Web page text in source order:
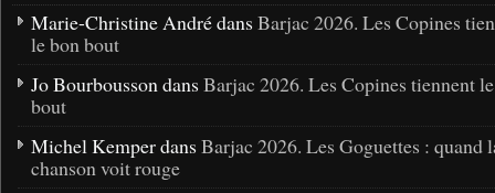
Marie-Christine André dans Barjac 2026. Les Copines
le bon bout
Jo Bourbousson dans Barjac 2026. Les Copines tiennent
bout
Michel Kemper dans Barjac 2026. Les Goguettes : quand
chanson voit rouge